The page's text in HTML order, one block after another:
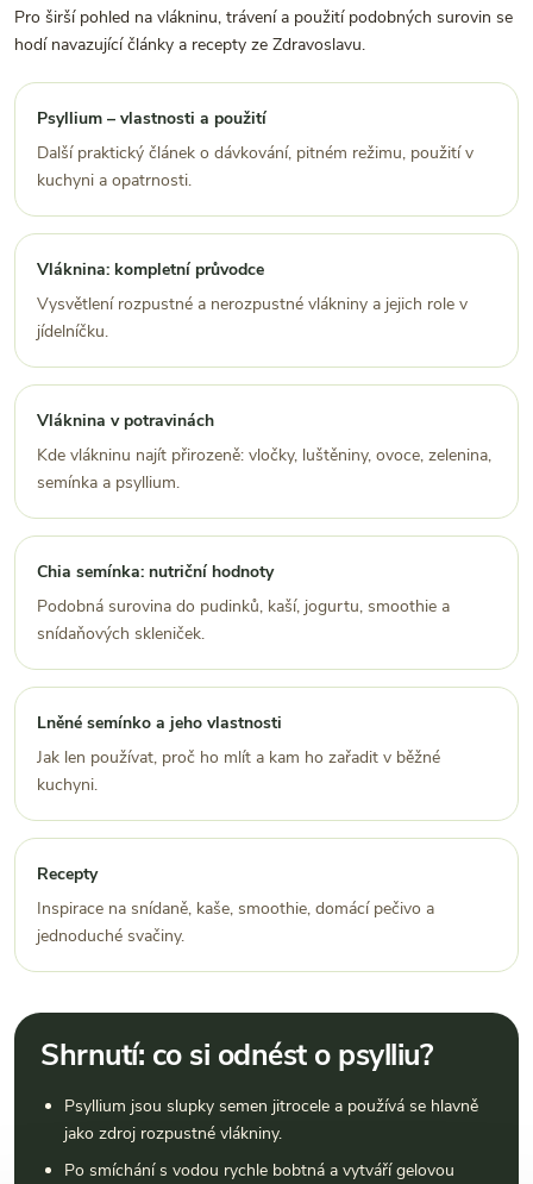
Pro širší pohled na vlákninu, trávení a použití podobných surovin se
hodí navazující články a recepty ze Zdravoslavu.
Psyllium – vlastnosti a použití
Další praktický článek o dávkování, pitném režimu, použití v
kuchyni a opatrnosti.
Vláknina: kompletní průvodce
Vysvětlení rozpustné a nerozpustné vlákniny a jejich role v
jídelníčku.
Vláknina v potravinách
Kde vlákninu najít přirozeně: vločky, luštěniny, ovoce, zelenina,
semínka a psyllium.
Chia semínka: nutriční hodnoty
Podobná surovina do pudinků, kaší, jogurtu, smoothie a
snídaňových skleniček.
Lněné semínko a jeho vlastnosti
Jak len používat, proč ho mlít a kam ho zařadit v běžné
kuchyni.
Recepty
Inspirace na snídaně, kaše, smoothie, domácí pečivo a
jednoduché svačiny.
Shrnutí: co si odnést o psylliu?
Psyllium jsou slupky semen jitrocele a používá se hlavně
jako zdroj rozpustné vlákniny.
Po smíchání s vodou rychle bobtná a vytváří gelovou